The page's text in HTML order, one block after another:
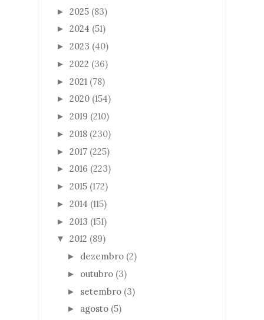
► 2025 (83)
► 2024 (51)
► 2023 (40)
► 2022 (36)
► 2021 (78)
► 2020 (154)
► 2019 (210)
► 2018 (230)
► 2017 (225)
► 2016 (223)
► 2015 (172)
► 2014 (115)
► 2013 (151)
▼ 2012 (89)
► dezembro (2)
► outubro (3)
► setembro (3)
► agosto (5)